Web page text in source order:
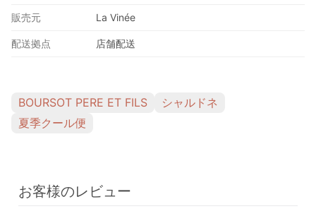
販売元 La Vinée
配送拠点 店舗配送
BOURSOT PERE ET FILS
シャルドネ
夏季クール便
お客様のレビュー